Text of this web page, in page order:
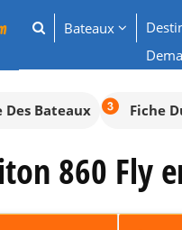
Bateaux
Des Bateaux Fiche
860 Fly